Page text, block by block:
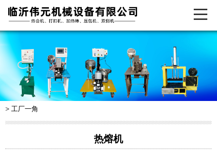
>工厂一角
热熔机